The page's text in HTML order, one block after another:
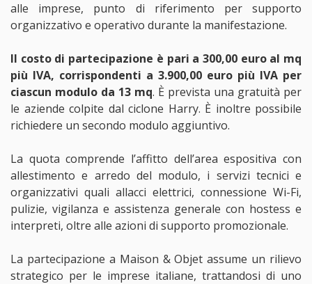
alle imprese, punto di riferimento per supporto
organizzativo e operativo durante la manifestazione.
Il costo di partecipazione è pari a 300,00 euro al mq
più IVA, corrispondenti a 3.900,00 euro più IVA per
ciascun modulo da 13 mq. È prevista una gratuità per
le aziende colpite dal ciclone Harry. È inoltre possibile
richiedere un secondo modulo aggiuntivo.
La quota comprende l’affitto dell’area espositiva con
allestimento e arredo del modulo, i servizi tecnici e
organizzativi quali allacci elettrici, connessione Wi-Fi,
pulizie, vigilanza e assistenza generale con hostess e
interpreti, oltre alle azioni di supporto promozionale.
La partecipazione a Maison & Objet assume un rilievo
strategico per le imprese italiane, trattandosi di uno